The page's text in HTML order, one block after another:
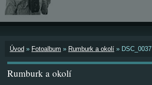
Úvod » Fotoalbum » Rumburk a okolí » DSC_0037
Rumburk a okolí